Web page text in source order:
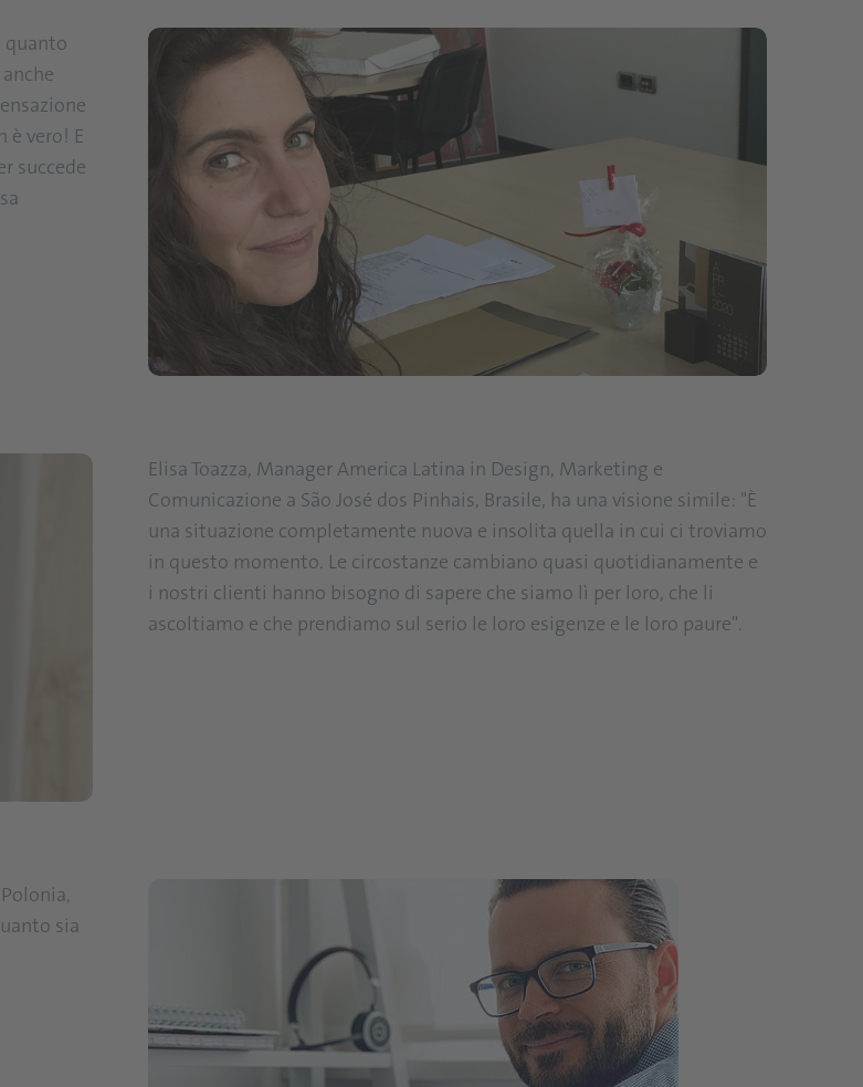
quanto
è vero! E
succede
Elisa Toazza, Manager America Latina in Design, Marketing e
Comunicazione a São José dos Pinhais, Brasile, ha una visione simile: "È
una situazione completamente nuova e insolita quella in cui ci troviamo
in questo momento. Le circostanze cambiano quasi quotidianamente e
i nostri clienti hanno bisogno di sapere che siamo lì per loro, che li
ascoltiamo e che prendiamo sul serio le loro esigenze e le loro paure".
sia